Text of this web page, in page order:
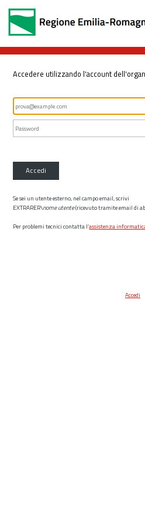
Accedere utilizzando l'account
Accedi
Se sei un utente esterno, nel campo email, scrivi
EXTRARER\nome utente(ricevuto tramite email di
Per problemi tecnici contatta l’assistenza
Accedi